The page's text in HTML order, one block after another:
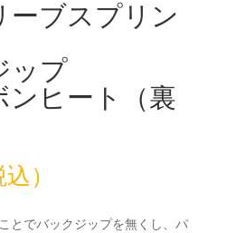
ーブスプリン
ップ
ンヒート（裏
込）
とでバックジップを無くし、パ